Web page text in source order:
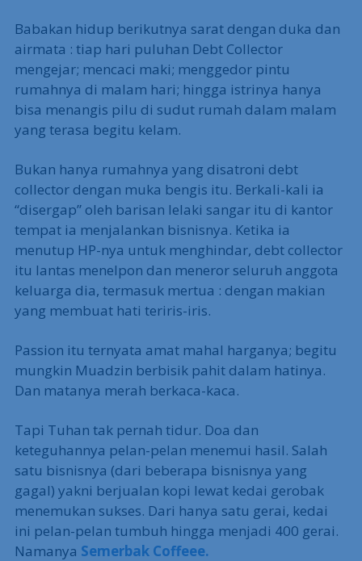
Babakan hidup berikutnya sarat dengan duka dan
airmata : tiap hari puluhan Debt Collector
mengejar; mencaci maki; menggedor pintu
rumahnya di malam hari; hingga istrinya hanya
bisa menangis pilu di sudut rumah dalam malam
yang terasa begitu kelam.
Bukan hanya rumahnya yang disatroni debt
collector dengan muka bengis itu. Berkali-kali ia
“disergap” oleh barisan lelaki sangar itu di kantor
tempat ia menjalankan bisnisnya. Ketika ia
menutup HP-nya untuk menghindar, debt collector
itu lantas menelpon dan meneror seluruh anggota
keluarga dia, termasuk mertua : dengan makian
yang membuat hati teriris-iris.
Passion itu ternyata amat mahal harganya; begitu
mungkin Muadzin berbisik pahit dalam hatinya.
Dan matanya merah berkaca-kaca.
Tapi Tuhan tak pernah tidur. Doa dan
keteguhannya pelan-pelan menemui hasil. Salah
satu bisnisnya (dari beberapa bisnisnya yang
gagal) yakni berjualan kopi lewat kedai gerobak
menemukan sukses. Dari hanya satu gerai, kedai
ini pelan-pelan tumbuh hingga menjadi 400 gerai.
Namanya Semerbak Coffeee.